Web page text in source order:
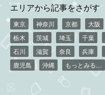
エリアから記事をさがす
東京 神奈川 京都 大阪
栃木
茨城 埼玉 千葉
石川
滋賀 奈良 兵庫
鹿児島
沖縄 もっとみる…